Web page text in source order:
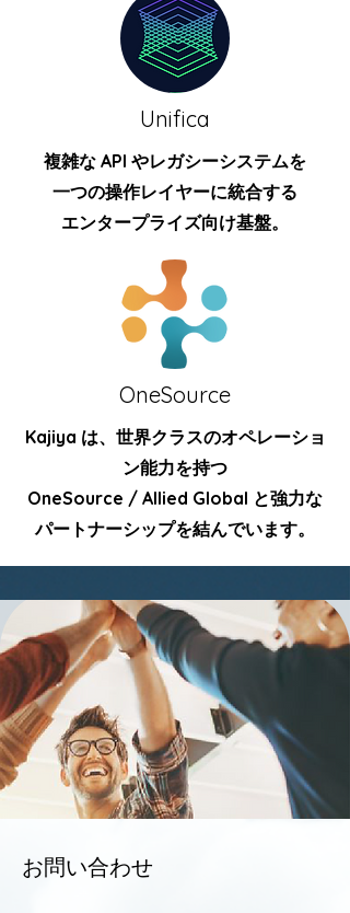
Unifica
複雑な API やレガシーシステムを
一つの操作レイヤーに統合する
エンタープライズ向け基盤。
OneSource
Kajiya は、世界クラスのオペレーショ
ン能力を持つ
OneSource / Allied Global と強力な
パートナーシップを結んでいます。
お問い合わせ